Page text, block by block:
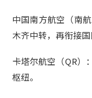
中国南方航空（南
木齐中转，再衔接国
卡塔尔航空（QR）
枢纽。